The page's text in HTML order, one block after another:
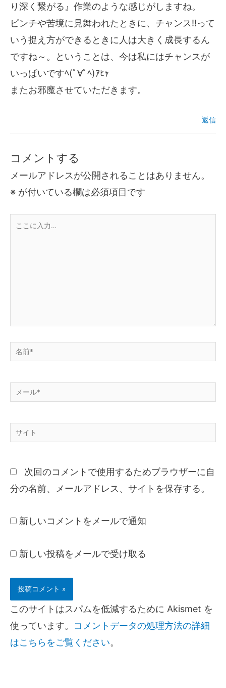
り深く繋がる』作業のような感じがしますね。
ピンチや苦境に見舞われたときに、チャンス!!って
いう捉え方ができるときに人は大きく成長するん
ですね～。ということは、今は私にはチャンスが
いっぱいですﾍ(ﾟ∀ﾟﾍ)ｱﾋｬ
またお邪魔させていただきます。
返信
コメントする
メールアドレスが公開されることはありません。
※ が付いている欄は必須項目です
次回のコメントで使用するためブラウザーに自
分の名前、メールアドレス、サイトを保存する。
新しいコメントをメールで通知
新しい投稿をメールで受け取る
このサイトはスパムを低減するために Akismet を
使っています。 コメントデータの処理方法の詳細
はこちらをご覧ください。